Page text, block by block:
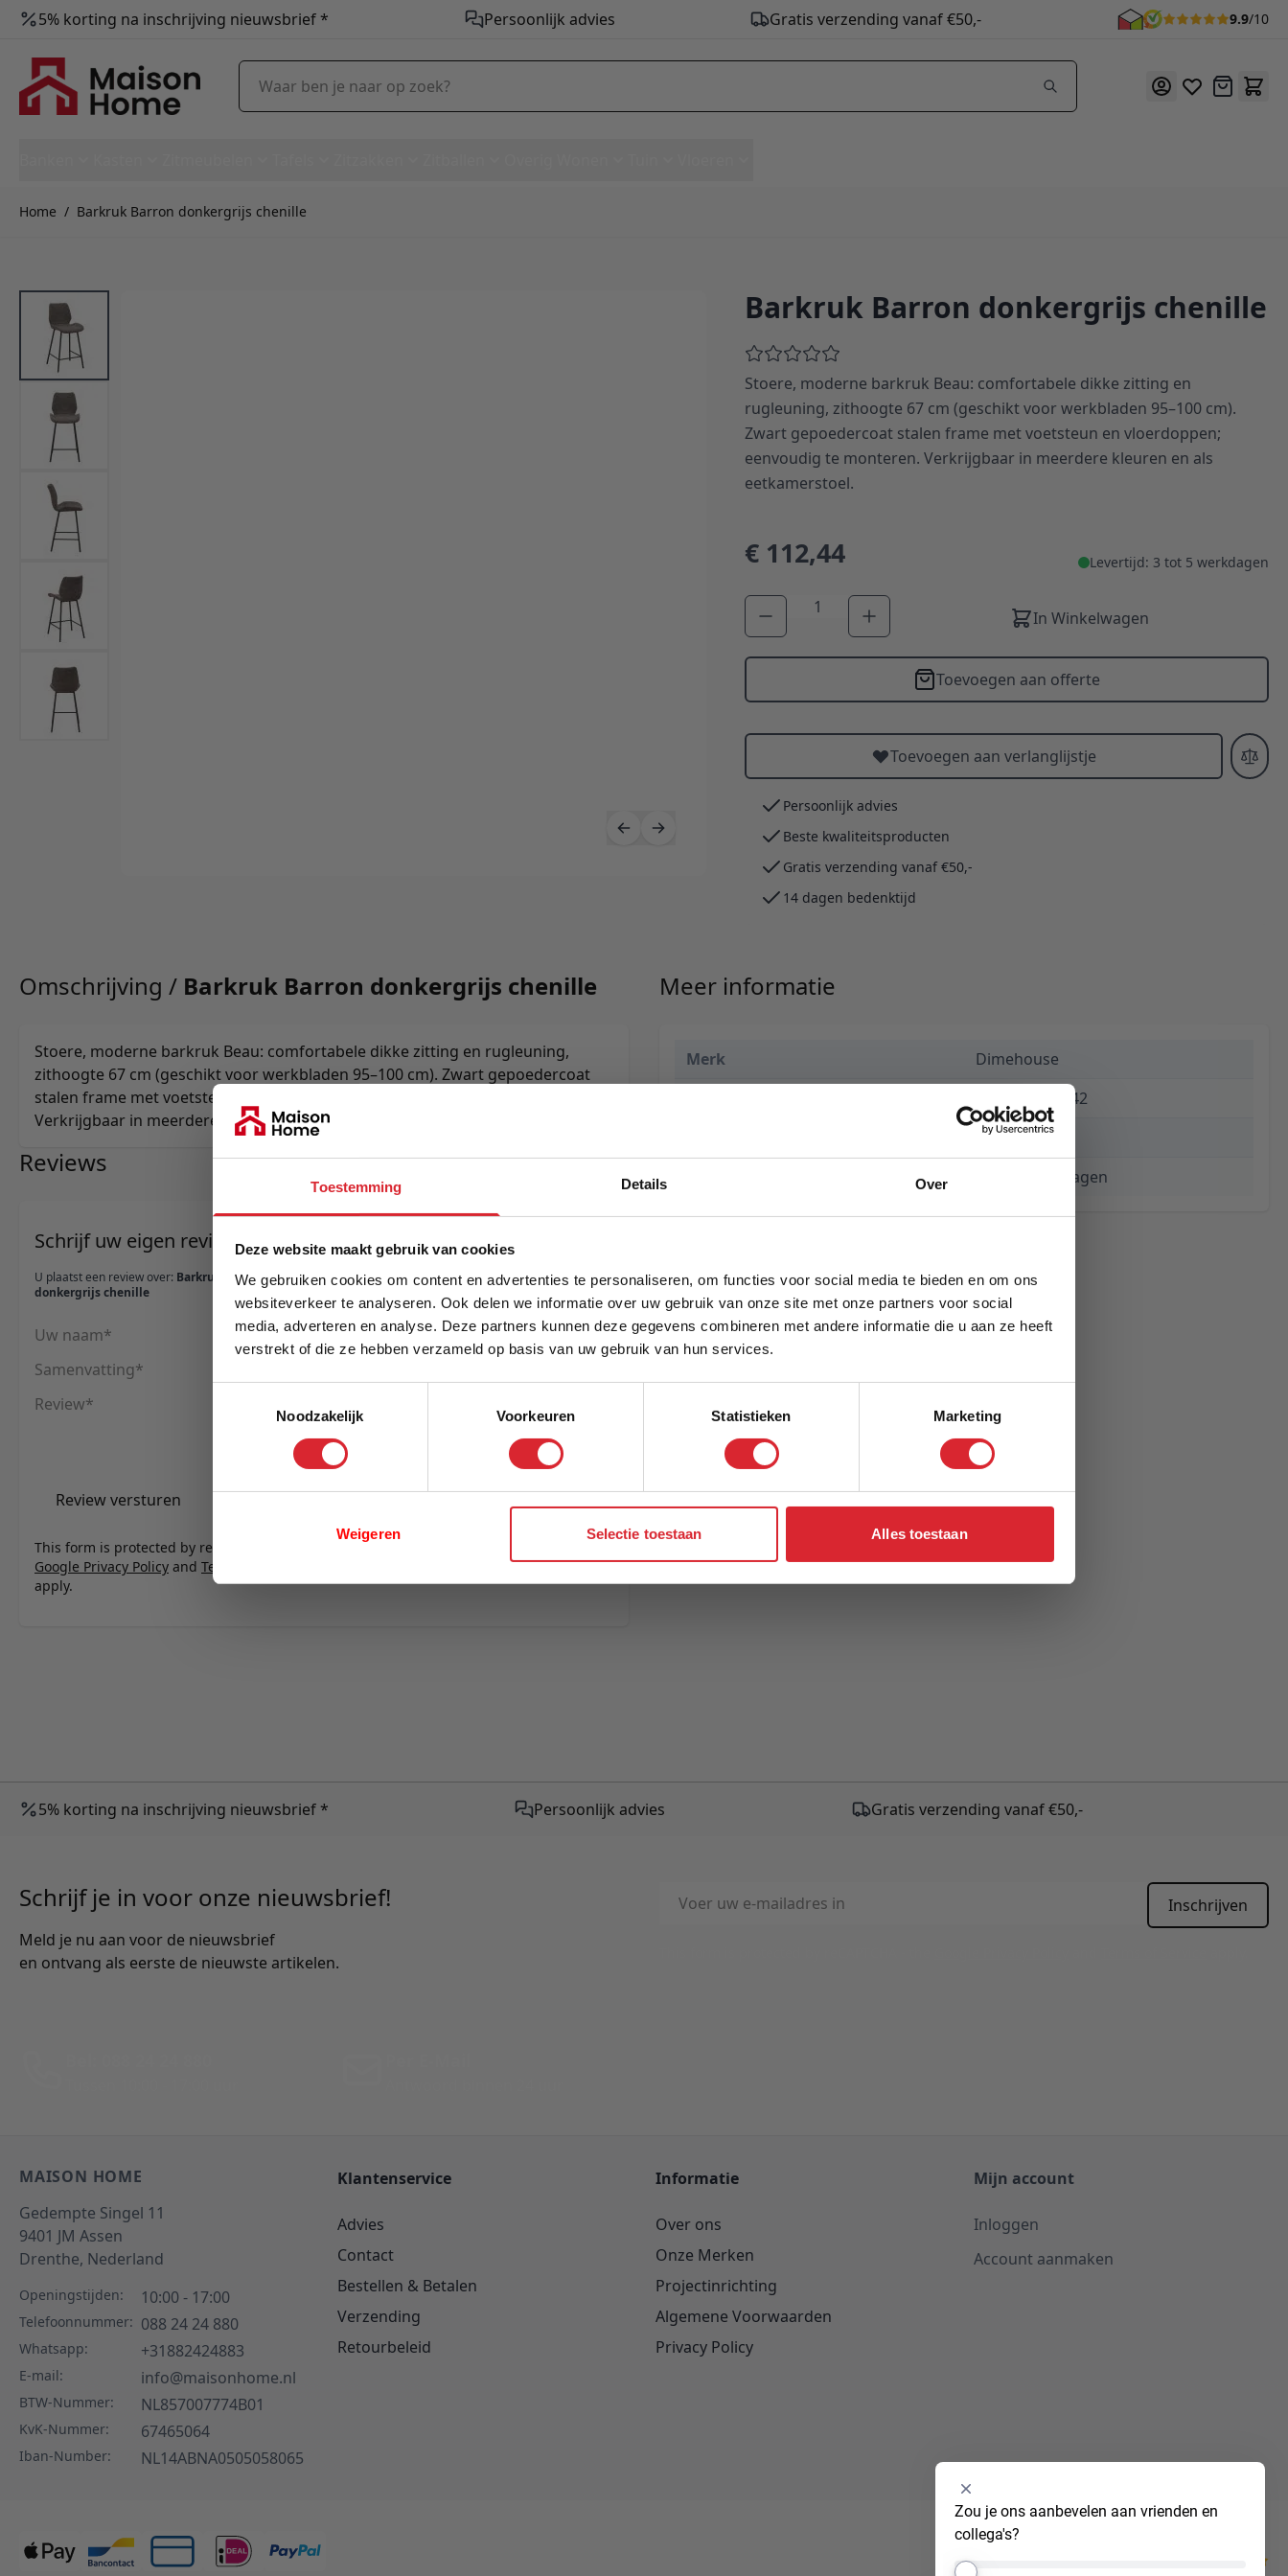
Toestemming Details Over
Deze website maakt gebruik van cookies
We gebruiken cookies om content en advertenties te personaliseren, om functies voor social media te bieden en om ons
websiteverkeer te analyseren. Ook delen we informatie over uw gebruik van onze site met onze partners voor social
media, adverteren en analyse. Deze partners kunnen deze gegevens combineren met andere informatie die u aan ze heeft
verstrekt of die ze hebben verzameld op basis van uw gebruik van hun services.
Noodzakelijk
Voorkeuren Statistieken Marketing
Weigeren Selectie toestaan Alles toestaan
5% korting na inschrijving nieuwsbrief * Persoonlijk advies Gratis verzending vanaf €50,- 9.9/10
Offerte
Waar ben je naar op zoek?
Home / Barkruk Barron donkergrijs chenille
Barkruk Barron donkergrijs chenille Barkruk Barron donkergrijs chenille
Stoere, moderne barkruk Beau: comfortabele dikke zitting en
rugleuning, zithoogte 67 cm (geschikt voor werkbladen 95–100 cm).
Zwart gepoedercoat stalen frame met voetsteun en vloerdoppen;
eenvoudig te monteren. Verkrijgbaar in meerdere kleuren en als
eetkamerstoel.
€ 112,44 Levertijd: 3 tot 5 werkdagen
Aantal
In Winkelwagen
Toevoegen aan offerte
Toevoegen aan verlanglijstje
Persoonlijk advies
Beste kwaliteitsproducten
Gratis verzending vanaf €50,-
14 dagen bedenktijd
Omschrijving / Barkruk Barron donkergrijs chenille
Stoere, moderne barkruk Beau: comfortabele dikke zitting en rugleuning,
zithoogte 67 cm (geschikt voor werkbladen 95–100 cm). Zwart gepoedercoat
stalen frame met voetsteun en vloerdoppen; eenvoudig te monteren.
Verkrijgbaar in meerdere kleuren en als eetkamerstoel.
Reviews
Schrijf uw eigen review
U plaatst een review over: Barkruk Barron
donkergrijs chenille
Uw naam
Samenvatting
Review
Review versturen
This form is protected by reCAPTCHA - the
Google Privacy Policy and Terms of Service
apply.
Meer informatie
Merk
Dimehouse
8720239828542
€ 112,44
3 tot 5 werkdagen
5% korting na inschrijving nieuwsbrief * Persoonlijk advies Gratis verzending vanaf €50,-
Schrijf je in voor onze nieuwsbrief!
Meld je nu aan voor de nieuwsbrief
en ontvang als eerste de nieuwste artikelen.
E-mailadres
Inschrijven
MAISON HOME
Gedempte Singel 11
9401 JM Assen
Drenthe, Nederland
Openingstijden: 10:00 - 17:00
Telefoonnummer: 088 24 24 880
Whatsapp: +31882424883
E-mail: info@maisonhome.nl
BTW-Nummer: NL857007774B01
KvK-Nummer: 67465064
Iban-Number: NL14ABNA0505058065
Klantenservice
Advies
Contact
Bestellen & Betalen
Verzending
Retourbeleid
Informatie
Over ons
Onze Merken
Projectinrichting
Algemene Voorwaarden
Privacy Policy
Mijn account
Inloggen
Account aanmaken
Zou je ons aanbevelen aan vrienden en
collega's?
Selecteer
een
optie
van
5% Korting
Schrijf je in en ontvang direct een kortingscode